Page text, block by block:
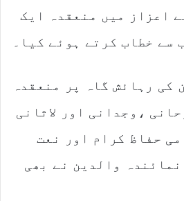
اعزاز میں منعقدہ ایک
سے خطاب کرتے ہوئے کیا۔
کی رہائش گاہ پر منعقدہ
،وجدانی اور لاثانی
حفاظ کرام اور نعت
والدین نے بھی